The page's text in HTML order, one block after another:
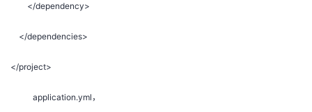
</dependency>
</dependencies>
</project>
application.yml，